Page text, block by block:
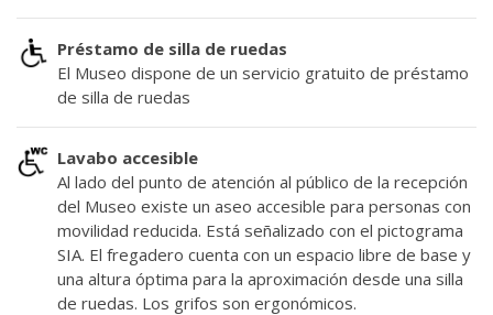
Préstamo de silla de ruedas
El Museo dispone de un servicio gratuito de préstamo
de silla de ruedas
Lavabo accesible
Al lado del punto de atención al público de la recepción
del Museo existe un aseo accesible para personas con
movilidad reducida. Está señalizado con el pictograma
SIA. El fregadero cuenta con un espacio libre de base y
una altura óptima para la aproximación desde una silla
de ruedas. Los grifos son ergonómicos.